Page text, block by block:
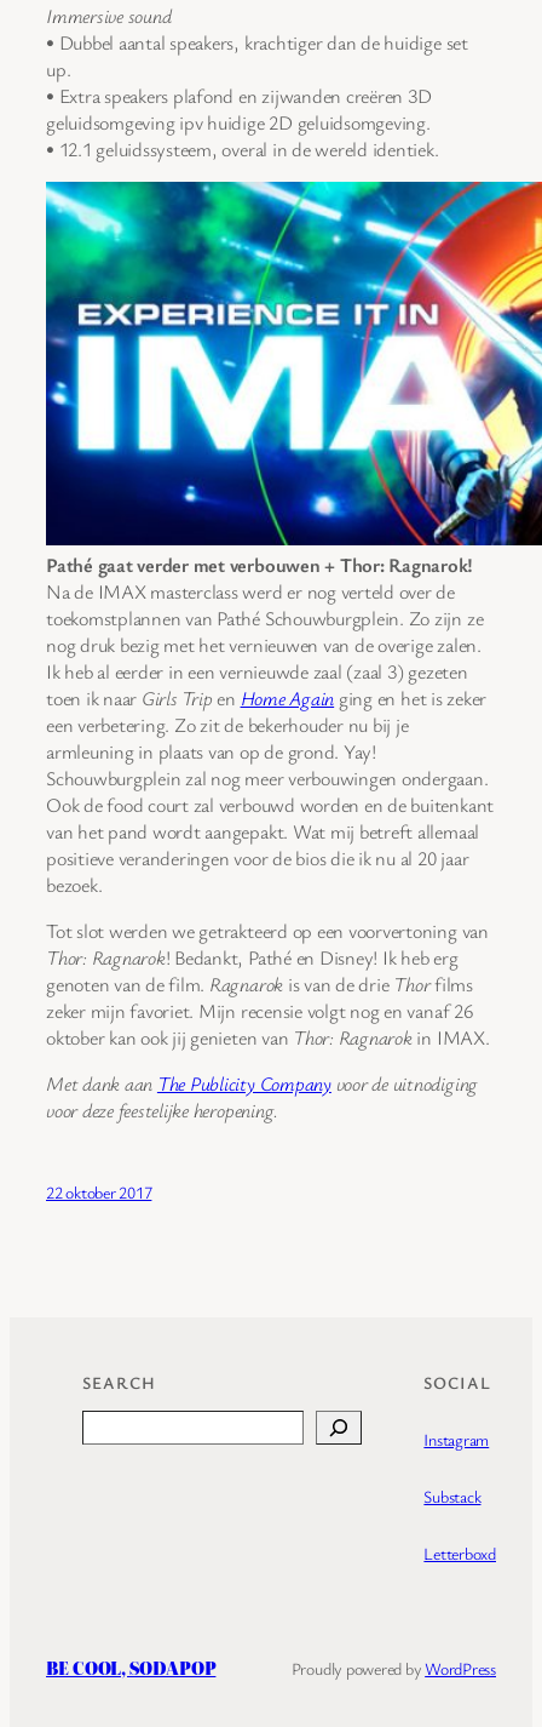
Immersive sound
• Dubbel aantal speakers, krachtiger dan de huidige set
up.
• Extra speakers plafond en zijwanden creëren 3D
geluidsomgeving ipv huidige 2D geluidsomgeving.
• 12.1 geluidssysteem, overal in de wereld identiek.
Pathé gaat verder met verbouwen + Thor: Ragnarok!
Na de IMAX masterclass werd er nog verteld over de
toekomstplannen van Pathé Schouwburgplein. Zo zijn ze
nog druk bezig met het vernieuwen van de overige zalen.
Ik heb al eerder in een vernieuwde zaal (zaal 3) gezeten
toen ik naar Girls Tripen Home Again ging en het is zeker
een verbetering. Zo zit de bekerhouder nu bij je
armleuning in plaats van op de grond. Yay!
Schouwburgplein zal nog meer verbouwingen ondergaan.
Ook de food court zal verbouwd worden en de buitenkant
van het pand wordt aangepakt. Wat mij betreft allemaal
positieve veranderingen voor de bios die ik nu al 20 jaar
bezoek.
Tot slot werden we getrakteerd op een voorvertoning van
Thor: Ragnarok! Bedankt, Pathé en Disney! Ik heb erg
genoten van de film. Ragnarok is van de drie Thorfilms
zeker mijn favoriet. Mijn recensie volgt nog en vanaf 26
oktober kan ook jij genieten van Thor: Ragnarokin IMAX.
Met dank aan The Publicity Companyvoor de uitnodiging
voor deze feestelijke heropening.
22 oktober 2017
SEARCH SOCIAL
Instagram
Substack
Letterboxd
BE COOL, SODAPOP Proudly powered byWordPress